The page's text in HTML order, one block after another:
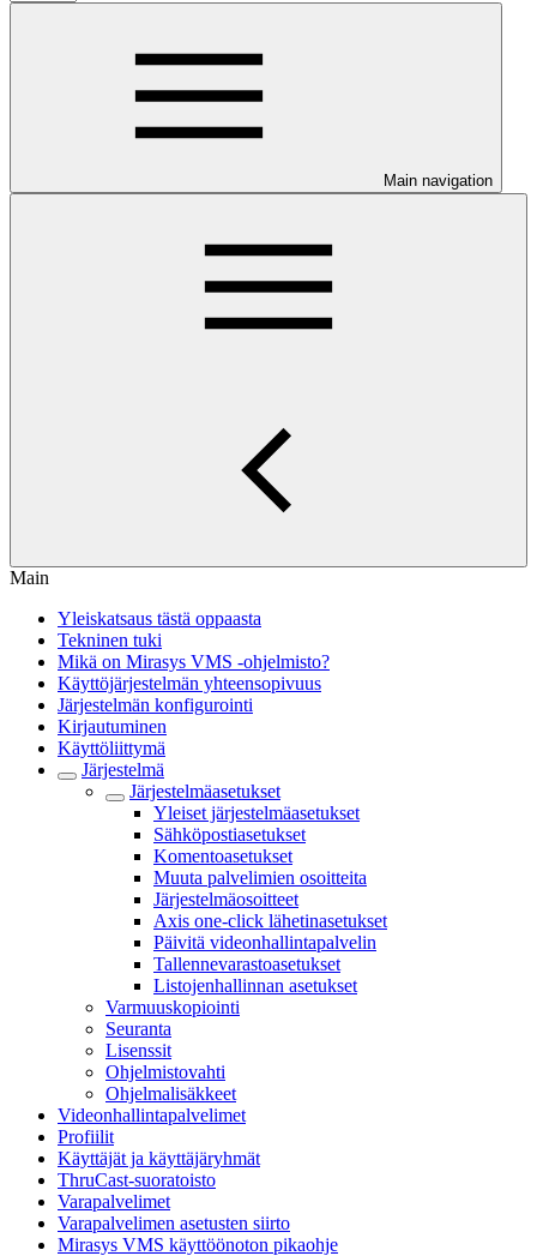
Main navigation
Main
Yleiskatsaus tästä oppaasta
Tekninen tuki
Mikä on Mirasys VMS -ohjelmisto?
Käyttöjärjestelmän yhteensopivuus
Järjestelmän konfigurointi
Kirjautuminen
Käyttöliittymä
Järjestelmä
Järjestelmäasetukset
Yleiset järjestelmäasetukset
Sähköpostiasetukset
Komentoasetukset
Muuta palvelimien osoitteita
Järjestelmäosoitteet
Axis one-click lähetinasetukset
Päivitä videonhallintapalvelin
Tallennevarastoasetukset
Listojenhallinnan asetukset
Varmuuskopiointi
Seuranta
Lisenssit
Ohjelmistovahti
Ohjelmalisäkkeet
Videonhallintapalvelimet
Profiilit
Käyttäjät ja käyttäjäryhmät
ThruCast-suoratoisto
Varapalvelimet
Varapalvelimen asetusten siirto
Mirasys VMS käyttöönoton pikaohje